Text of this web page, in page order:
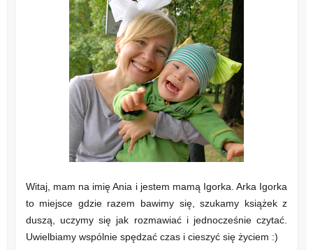
Witaj, mam na imię Ania i jestem mamą Igorka. Arka Igorka
to miejsce gdzie razem bawimy się, szukamy książek z
duszą, uczymy się jak rozmawiać i jednocześnie czytać.
Uwielbiamy wspólnie spędzać czas i cieszyć się życiem :)